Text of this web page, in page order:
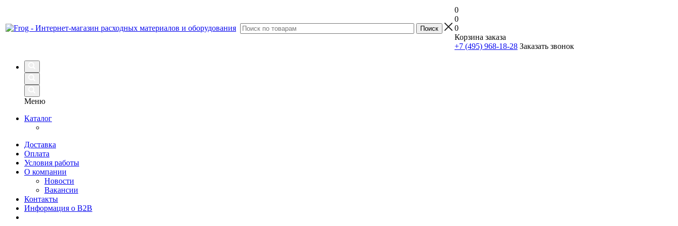
0
0
0
Корзина заказа
+7 (495) 968-18-28 Заказать звонок
Меню
Каталог
Доставка
Оплата
Условия работы
О компании
Новости
Вакансии
Контакты
Информация о B2B